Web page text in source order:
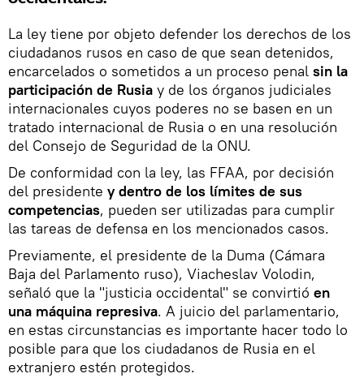
La ley tiene por objeto defender los derechos de los
ciudadanos rusos en caso de que sean detenidos,
encarcelados o sometidos a un proceso penal sin la
participación de Rusia y de los órganos judiciales
internacionales cuyos poderes no se basen en un
tratado internacional de Rusia o en una resolución
del Consejo de Seguridad de la ONU.
De conformidad con la ley, las FFAA, por decisión
del presidente y dentro de los límites de sus
competencias, pueden ser utilizadas para cumplir
las tareas de defensa en los mencionados casos.
Previamente, el presidente de la Duma (Cámara
Baja del Parlamento ruso), Viacheslav Volodin,
señaló que la "justicia occidental" se convirtió en
una máquina represiva. A juicio del parlamentario,
en estas circunstancias es importante hacer todo lo
posible para que los ciudadanos de Rusia en el
extranjero estén protegidos.